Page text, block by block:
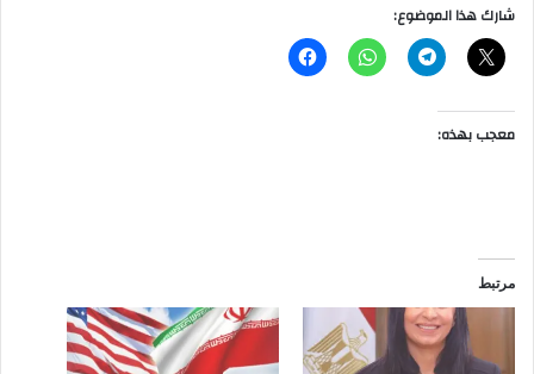
شارك هذا الموضوع:
معجب بهذه:
مرتبط